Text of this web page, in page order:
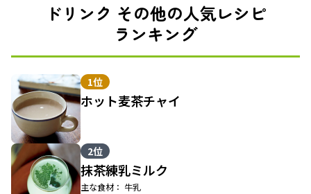
ドリンク その他の人気レシピ
ランキング
1位
ホット麦茶チャイ
2位
抹茶練乳ミルク
主な食材： 牛乳